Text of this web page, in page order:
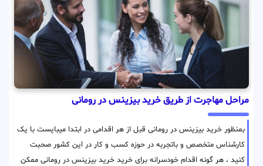
مراحل مهاجرت از طریق خرید بیزینس در رومانی
بمنظور خرید بیزینس در رومانی قبل از هر اقدامی در ابتدا میبایست با یک
کارشناس متخصص و باتجربه در حوزه کسب و کار در این کشور صحبت
کنید ، هر گونه اقدام خودسرانه برای خرید خرید بیزینس در رومانی ممکن